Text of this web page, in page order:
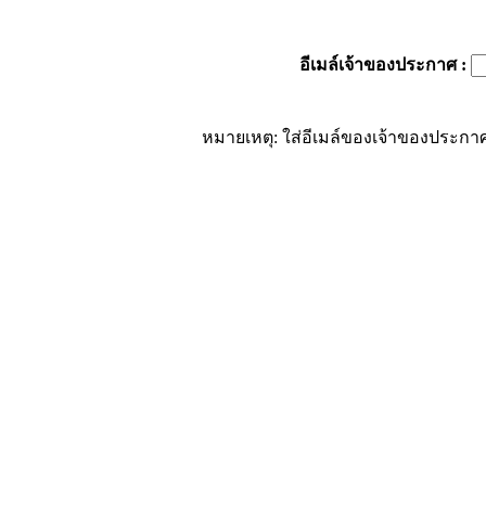
อีเมล์เจ้าของประกาศ:
หมายเหตุ: ใส่อีเมล์ของเจ้าของประก